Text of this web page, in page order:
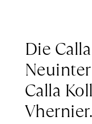
Die
Calla
Vhernier.